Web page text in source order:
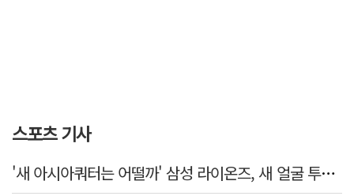
스포츠 기사
'새 아시아쿼터는 어떨까' 삼성 라이온즈, 새 얼굴 투수 미야모리 영입